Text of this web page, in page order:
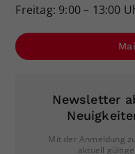
Freitag: 9:00 – 13:00
Newsletter
Mit der Anmeldung
aktuell